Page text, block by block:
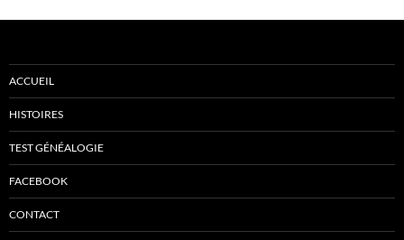
ACCUEIL
HISTOIRES
TEST GÉNÉALOGIE
FACEBOOK
CONTACT